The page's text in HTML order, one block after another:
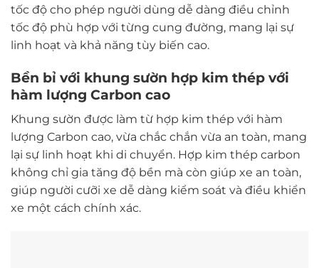
tốc độ cho phép người dùng dễ dàng điều chỉnh
tốc độ phù hợp với từng cung đường, mang lại sự
linh hoạt và khả năng tùy biến cao.
Bền bỉ với khung sườn hợp kim thép với
hàm lượng Carbon cao
Khung sườn được làm từ hợp kim thép với hàm
lượng Carbon cao, vừa chắc chắn vừa an toàn, mang
lại sự linh hoạt khi di chuyển. Hợp kim thép carbon
không chỉ gia tăng độ bền mà còn giúp xe an toàn,
giúp người cưỡi xe dễ dàng kiểm soát và điều khiển
xe một cách chính xác.